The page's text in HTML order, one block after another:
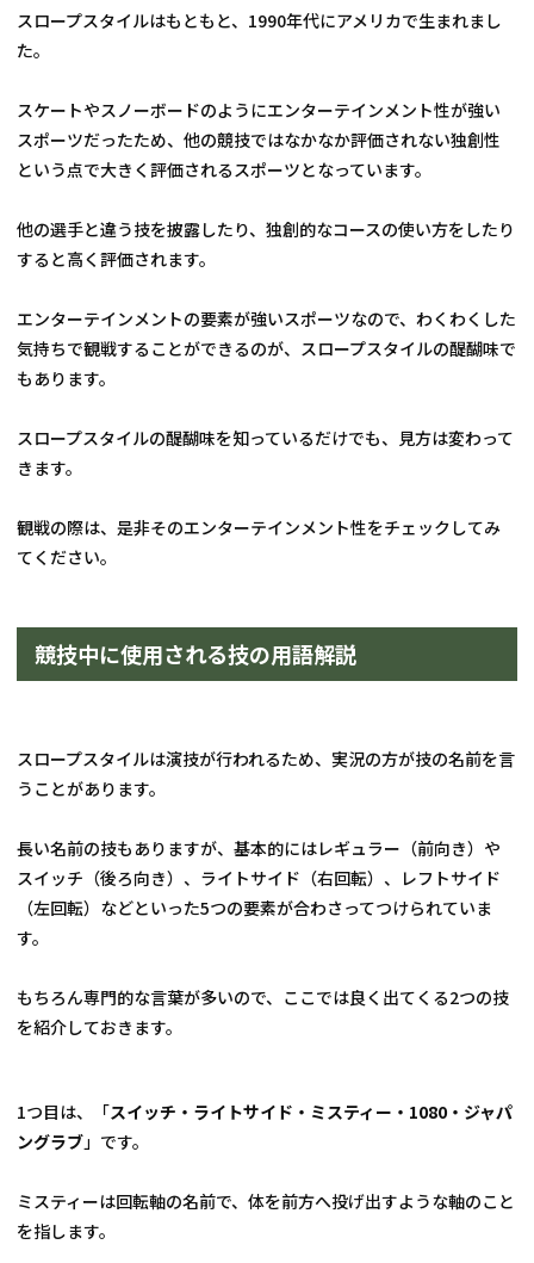
スロープスタイルはもともと、1990年代にアメリカで生まれまし
た。
スケートやスノーボードのようにエンターテインメント性が強い
スポーツだったため、他の競技ではなかなか評価されない独創性
という点で大きく評価されるスポーツとなっています。
他の選手と違う技を披露したり、独創的なコースの使い方をしたり
すると高く評価されます。
エンターテインメントの要素が強いスポーツなので、わくわくした
気持ちで観戦することができるのが、スロープスタイルの醍醐味で
もあります。
スロープスタイルの醍醐味を知っているだけでも、見方は変わって
きます。
観戦の際は、是非そのエンターテインメント性をチェックしてみ
てください。
競技中に使用される技の用語解説
スロープスタイルは演技が行われるため、実況の方が技の名前を言
うことがあります。
長い名前の技もありますが、基本的にはレギュラー（前向き）や
スイッチ（後ろ向き）、ライトサイド（右回転）、レフトサイド
（左回転）などといった5つの要素が合わさってつけられていま
す。
もちろん専門的な言葉が多いので、ここでは良く出てくる2つの技
を紹介しておきます。
1つ目は、「スイッチ・ライトサイド・ミスティー・1080・ジャパ
ングラブ」です。
ミスティーは回転軸の名前で、体を前方へ投げ出すような軸のこと
を指します。